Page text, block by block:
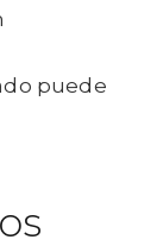
puede